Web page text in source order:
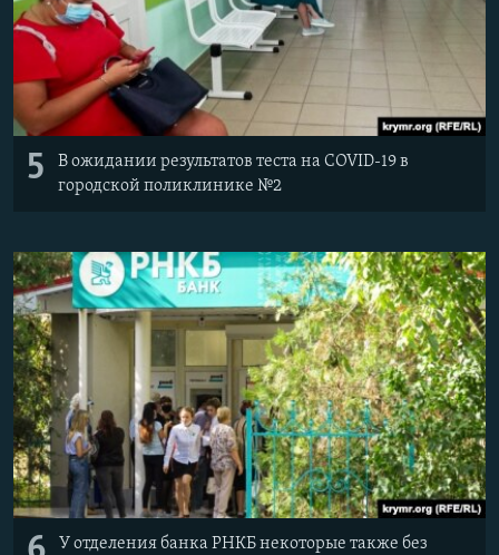
5
В ожидании результатов теста на COVID-19 в
городской поликлинике №2
У отделения банка РНКБ некоторые также без